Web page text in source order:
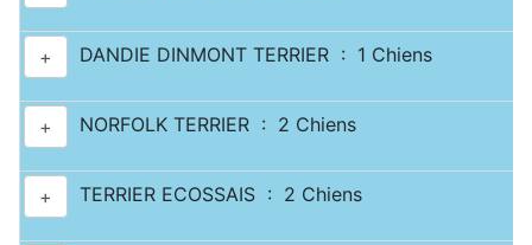
+ DANDIE DINMONT TERRIER : 1 Chiens
+ NORFOLK TERRIER : 2 Chiens
+ TERRIER ECOSSAIS : 2 Chiens